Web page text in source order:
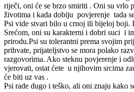
riječi, oni će se brzo smiriti . Oni su vrlo
životima i kada dobiju povjerenje tada
Psi vide stvari bilo u crnoj ili bijeloj boji.
Srećom, oni su karakterni i dobri suci i
prirodu.Psi su tolerantni prema svojim
prihvate, prijateljstvo se mora polako
razgovorima. Ako steknu povjerenje i
vjerovati, ostat ćete u njihovim srcima
će biti uz vas .
Psi rade dugo i teško, ali oni znaju kako